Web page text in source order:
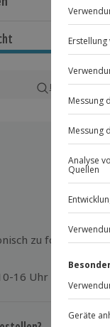
Stunden
vor Showbeginn
zu bestimmten
1 Person
Saal: 80 bis 300
Preis nicht
Karte in
zu folgenden
16 Uhr